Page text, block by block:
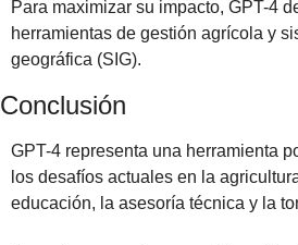
Para maximizar su impacto, GPT-4
herramientas de gestión agrícola y
geográfica (SIG).
Conclusión
GPT-4 representa una herramienta
los desafíos actuales en la
educación, la asesoría técnica y la